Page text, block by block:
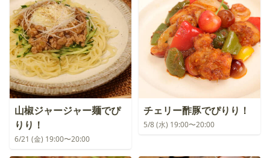
山椒ジャージャー麺でぴ
りり！
6/21 (金) 19:00〜20:00
チェリー酢豚でぴりり！
5/8 (水) 19:00〜20:00